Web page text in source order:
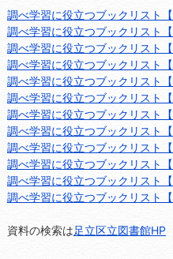
調べ学習に役立つブックリスト
調べ学習に役立つブックリスト【
調べ学習に役立つブックリスト
調べ学習に役立つブックリスト【
調べ学習に役立つブックリスト【
調べ学習に役立つブックリスト【
調べ学習に役立つブックリスト【
調べ学習に役立つブックリスト【
調べ学習に役立つブックリスト
調べ学習に役立つブックリスト【
調べ学習に役立つブックリスト【
調べ学習に役立つブックリスト【
資料の検索は足立区立図書館HP